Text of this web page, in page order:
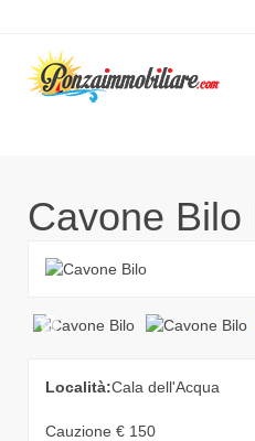
Cavone Bilo
Località:Cala dell'Acqua
Cauzione € 150